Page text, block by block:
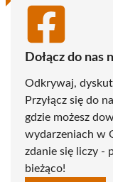
Dołącz do nas
Odkrywaj,
Przyłącz się do
gdzie możesz
wydarzeniach w
zdanie się liczy -
bieżąco!